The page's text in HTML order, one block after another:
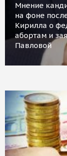
Мнение
на фоне
Кирилла о
абортам и
Павловой